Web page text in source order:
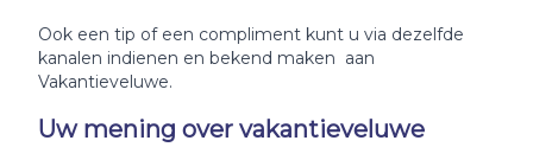
Ook een tip of een compliment kunt u via dezelfde
kanalen indienen en bekend maken aan
Vakantieveluwe.
Uw mening over vakantieveluwe